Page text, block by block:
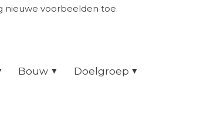
nieuwe voorbeelden toe.